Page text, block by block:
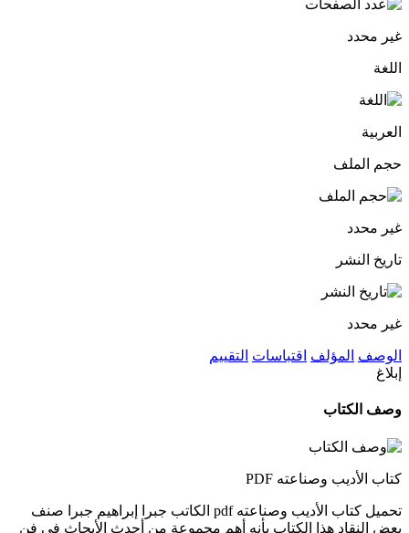
غير محدد
اللغة
العربية
حجم الملف
غير محدد
تاريخ النشر
غير محدد
الوصف المؤلف اقتباسات التقييم
إبلاغ
وصف الكتاب
كتاب الأديب وصناعته PDF
تحميل كتاب الأديب وصناعته pdf الكاتب جبرا إبراهيم جبرا صنف
بعض النقاد هذا الكتاب بأنه أهم مجموعة من أحدث الأبحاث في فن